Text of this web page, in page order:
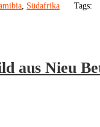
Südafrika Tags:
aus Nieu